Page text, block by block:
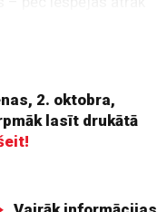
2. oktobra,
lasīt drukātā